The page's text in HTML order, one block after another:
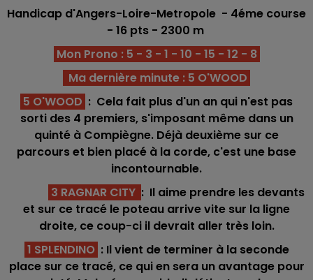
Handicap d'Angers-Loire-Metropole - 4éme course
- 16 pts - 2300 m
Mon Prono : 5 - 3 - 1 - 10 - 15 - 12 - 8
Ma dernière minute : 5 O'WOOD
5 O'WOOD : Cela fait plus d'un an qui n'est pas
sorti des 4 premiers, s'imposant même dans un
quinté à Compiègne. Déjà deuxième sur ce
parcours et bien placé à la corde, c'est une base
incontournable.
3 RAGNAR CITY : Il aime prendre les devants
et sur ce tracé le poteau arrive vite sur la ligne
droite, ce coup-ci il devrait aller très loin.
1 SPLENDINO : Il vient de terminer à la seconde
place sur ce tracé, ce qui en sera un avantage pour